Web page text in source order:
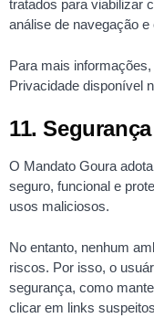
tratados para viabilizar
análise de navegação
Para mais
Privacidade disponível
11.
O Mandato Goura
seguro, funcional e
usos maliciosos.
No entanto, nenhum
riscos. Por isso, o
segurança, como
clicar em links